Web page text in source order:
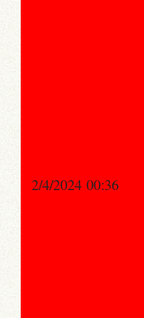
2/4/2024 00:36